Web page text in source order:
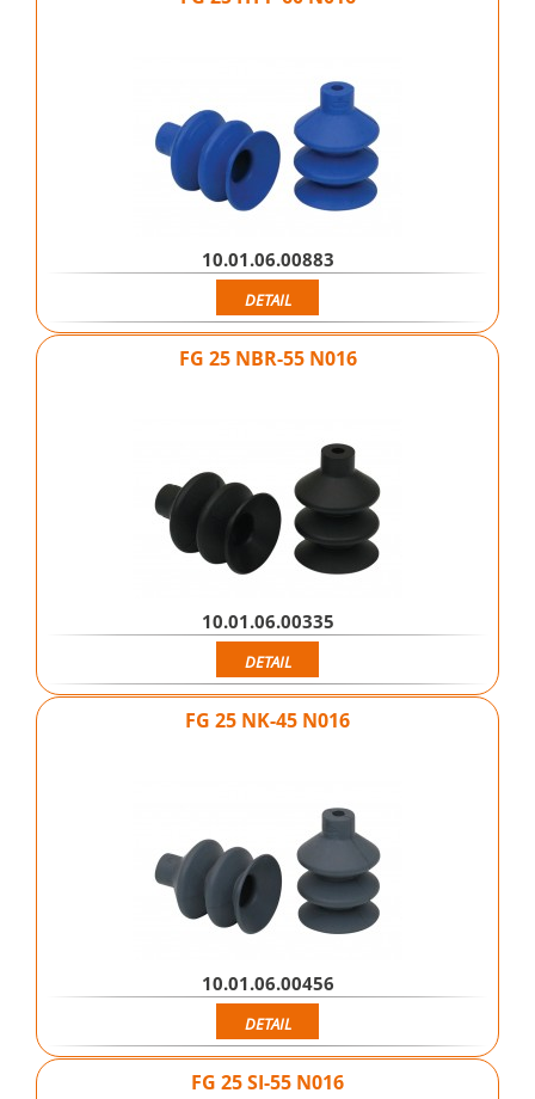
10.01.06.00883
DETAIL
FG 25 NBR-55 N016
10.01.06.00335
DETAIL
FG 25 NK-45 N016
10.01.06.00456
DETAIL
FG 25 SI-55 N016